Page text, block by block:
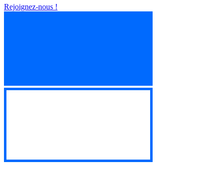
Rejoignez-nous !
nous !
nous !